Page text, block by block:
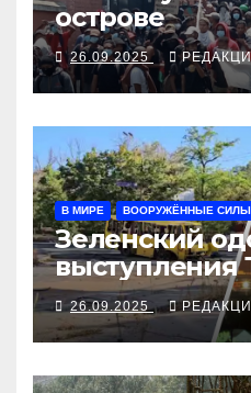
острове
26.09.2025
В МИРЕ ВООРУЖЁННЫЕ СИЛЫ
Зеленский
выступления
закрыли
рубеж
26.09.2025